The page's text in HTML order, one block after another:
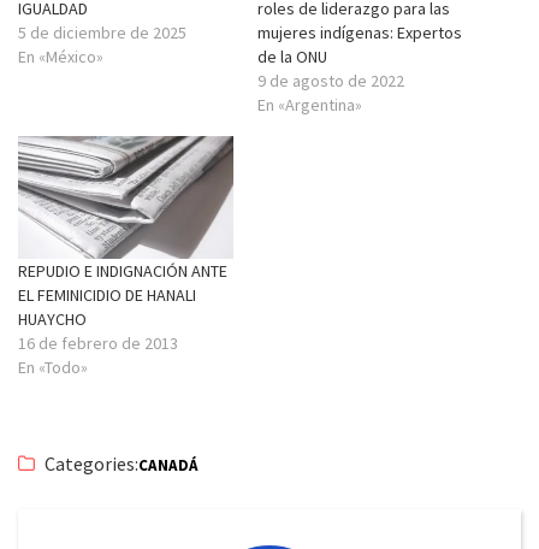
IGUALDAD
5 de diciembre de 2025
En «México»
roles de liderazgo para las
mujeres indígenas: Expertos
de la ONU
9 de agosto de 2022
En «Argentina»
REPUDIO E INDIGNACIÓN ANTE
EL FEMINICIDIO DE HANALI
HUAYCHO
16 de febrero de 2013
En «Todo»
Categories:CANADÁ